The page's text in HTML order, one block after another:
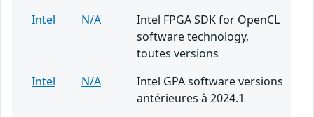
Intel
N/A
Intel FPGA SDK for OpenCL
software technology,
toutes versions
Intel
N/A
Intel GPA software versions
antérieures à 2024.1